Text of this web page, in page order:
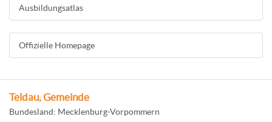
Ausbildungsatlas
Offizielle Homepage
Teldau, Gemeinde
Bundesland: Mecklenburg-Vorpommern